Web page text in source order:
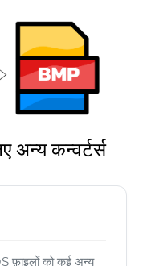
कन्वर्टर्स
को कई अन्य